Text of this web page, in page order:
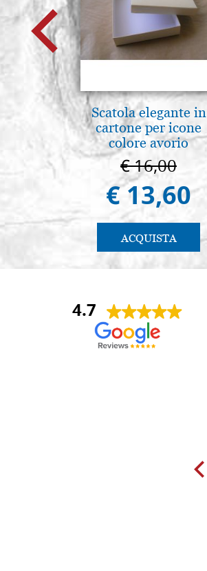
Scatola elegante in
cartone per icone
colore avorio
€ 16,00
€ 13,60
ACQUISTA
4.7
Andrea Monguzzi